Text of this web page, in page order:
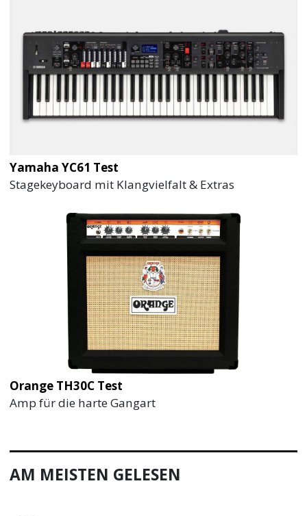
Yamaha YC61 Test
Stagekeyboard mit Klangvielfalt & Extras
Orange TH30C Test
Amp für die harte Gangart
AM MEISTEN GELESEN